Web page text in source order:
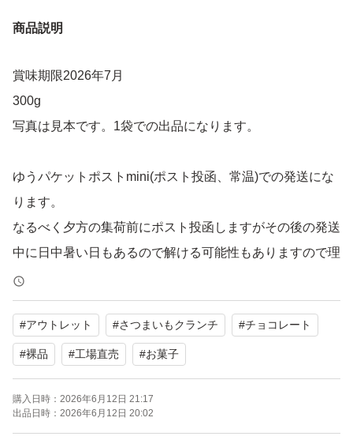
商品説明
賞味期限2026年7月
300g
写真は見本です。1袋での出品になります。
ゆうパケットポストmini(ポスト投函、常温)での発送にな
ります。
なるべく夕方の集荷前にポスト投函しますがその後の発送
中に日中暑い日もあるので解ける可能性もありますので理
解の上お願いします。
厚みがギリギリのため緩衝材なしで専用封筒に入れる梱包
になります。
アウトレット品ですが輸送中にも割れ等が発生することが
あります。
在庫状況や賞味期限等により値段が変動しますがご了承く
#アウトレット #さつまいもクランチ #チョコレート
#裸品 #工場直売 #お菓子
購入日時： 2026年6月12日 21:17
出品日時： 2026年6月12日 20:02